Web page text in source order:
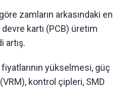
zamların arkasındaki en
devre kartı (PCB) üretim
artış.
fiyatlarının yükselmesi, güç
kontrol çipleri, SMD